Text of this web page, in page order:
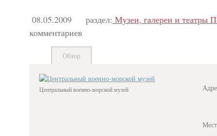
08.05.2009 раздел: Музеи, галереи и театры
комментариев
Обзор
Центральный военно-морской музей